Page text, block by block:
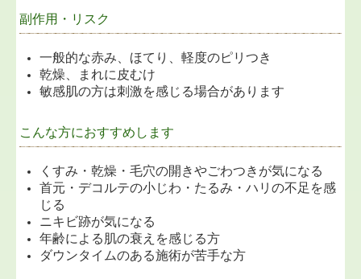
副作用・リスク
一般的な赤み、ほてり、軽度のピリつき
乾燥、まれに皮むけ
敏感肌の方は刺激を感じる場合があります
こんな方におすすめします
くすみ・乾燥・毛穴の開きやごわつきが気になる
首元・デコルテの小じわ・たるみ・ハリの不足を感
じる
ニキビ跡が気になる
年齢による肌の衰えを感じる方
ダウンタイムのある施術が苦手な方